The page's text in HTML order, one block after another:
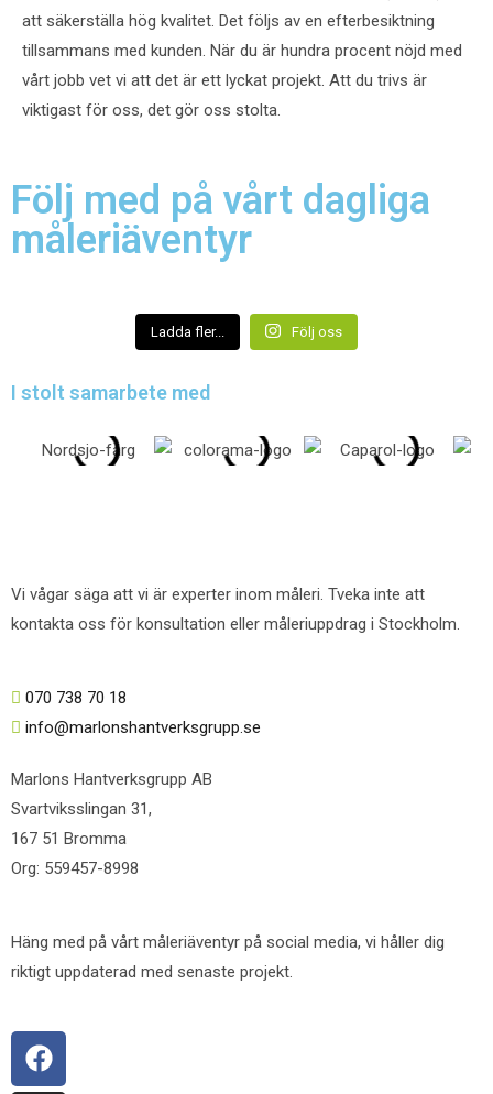
att säkerställa hög kvalitet. Det följs av en efterbesiktning
tillsammans med kunden. När du är hundra procent nöjd med
vårt jobb vet vi att det är ett lyckat projekt. Att du trivs är
viktigast för oss, det gör oss stolta.
Följ med på vårt dagliga
måleriäventyr
Ladda fler... Följ oss
I stolt samarbete med
Vi vågar säga att vi är experter inom måleri. Tveka inte att
kontakta oss för konsultation eller måleriuppdrag i Stockholm.
070 738 70 18
info@marlonshantverksgrupp.se
Marlons Hantverksgrupp AB
Svartviksslingan 31,
167 51 Bromma
Org: 559457-8998
Häng med på vårt måleriäventyr på social media, vi håller dig
riktigt uppdaterad med senaste projekt.